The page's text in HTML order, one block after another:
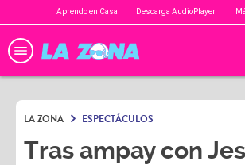
Aprendo en Casa Descarga AudioPlayer
LA ZONA ESPECTÁCULOS
Tras ampay con